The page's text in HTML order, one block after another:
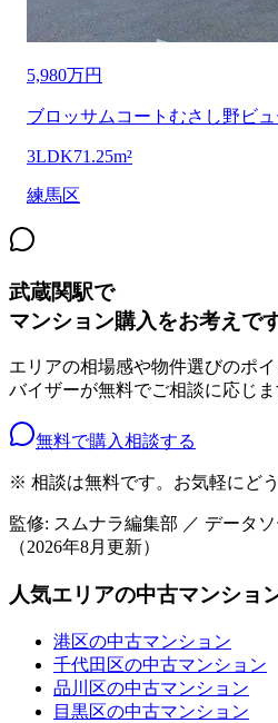
5,980万円
ブロッサムコートむさし野ビ
3LDK71.25m²
練馬区
武蔵関駅で
マンション購入をお考えで
エリアの相場感や物件選びのポ
バイザーが無料でご相談に応じま
無料で購入相談する
※ 相談は無料です。お気軽にどう
監修: スムナラ編集部 ／ データ
（2026年8月 更新）
人気エリアの中古マンショ
港区の中古マンション
千代田区の中古マンション
品川区の中古マンション
目黒区の中古マンション